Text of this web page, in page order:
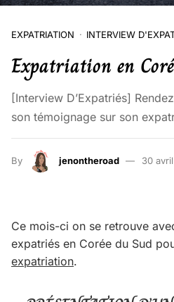
EXPATRIATION INTERVIEW
Expatriation en
[Interview D’Expatriés]
son témoignage sur son
By jenontheroad 30
Ce mois-ci on se retrouve
expatriés en Corée du Sud
expatriation.